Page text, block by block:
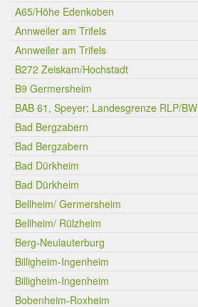
A65/Höhe Edenkoben
Annweiler am Trifels
Annweiler am Trifels
B272 Zeiskam/Hochstadt
B9 Germersheim
BAB 61, Speyer; Landesgrenze RLP/BW
Bad Bergzabern
Bad Bergzabern
Bad Dürkheim
Bad Dürkheim
Bellheim/ Germersheim
Bellheim/ Rülzheim
Berg-Neulauterburg
Billigheim-Ingenheim
Billigheim-Ingenheim
Bobenheim-Roxheim